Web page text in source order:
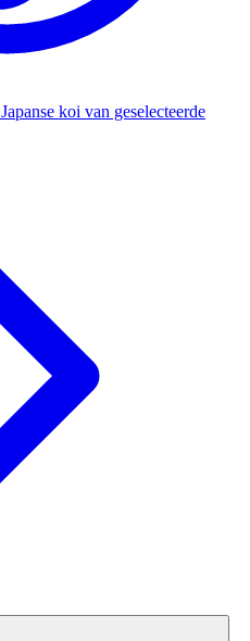
Japanse koi van geselecteerde